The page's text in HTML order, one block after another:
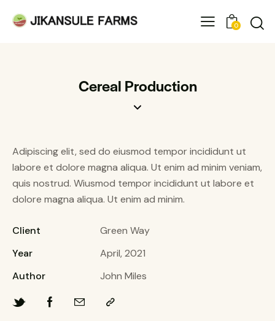
0
Cereal Production
Adipiscing elit, sed do eiusmod tempor incididunt ut
labore et dolore magna aliqua. Ut enim ad minim veniam,
quis nostrud. Wiusmod tempor incididunt ut labore et
dolore magna aliqua. Ut enim ad minim.
Client
Green Way
Year
April, 2021
Author
John Miles